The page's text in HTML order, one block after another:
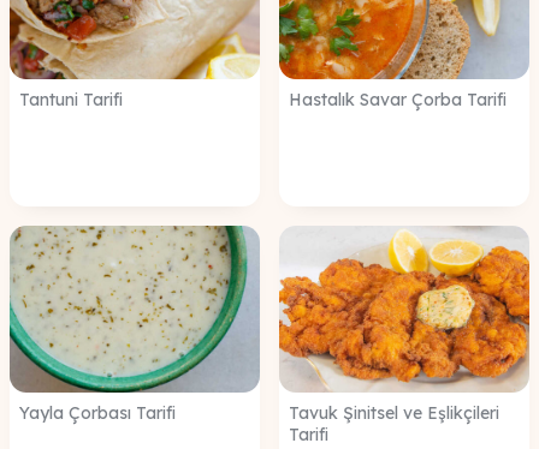
Tantuni Tarifi Hastalık Savar Çorba Tarifi
Yayla Çorbası Tarifi
Tavuk Şinitsel ve Eşlikçileri
Tarifi